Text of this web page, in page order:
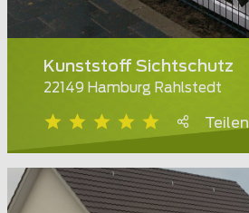
Kunststoff Sichtschutz
22149 Hamburg Rahlstedt
Teilen